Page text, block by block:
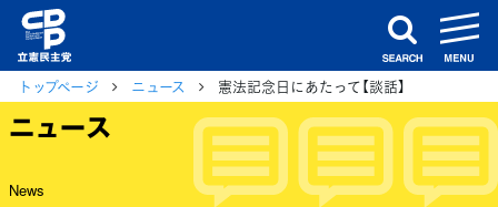
search
トップページ ニュース 憲法記念日にあたって【談話】
ニュース
News